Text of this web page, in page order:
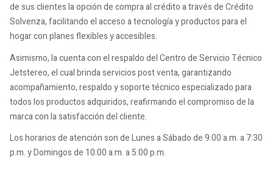
de sus clientes la opción de compra al crédito a través de Crédito
Solvenza, facilitando el acceso a tecnología y productos para el
hogar con planes flexibles y accesibles.
Asimismo, la cuenta con el respaldo del Centro de Servicio Técnico
Jetstereo, el cual brinda servicios post venta, garantizando
acompañamiento, respaldo y soporte técnico especializado para
todos los productos adquiridos, reafirmando el compromiso de la
marca con la satisfacción del cliente.
Los horarios de atención son de Lunes a Sábado de 9:00 a.m. a 7:30
p.m. y Domingos de 10:00 a.m. a 5:00 p.m.